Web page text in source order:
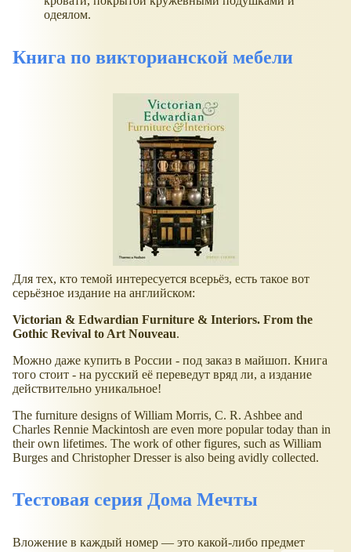
одеялом.
Книга по викторианской мебели
Для тех, кто темой интересуется всерьёз, есть такое вот
серьёзное издание на английском:
Victorian & Edwardian Furniture & Interiors. From the
Gothic Revival to Art Nouveau.
Можно даже купить в России - под заказ в майшоп. Книга
того стоит - на русский её переведут вряд ли, а издание
действительно уникальное!
The furniture designs of William Morris, C. R. Ashbee and
Charles Rennie Mackintosh are even more popular today than in
their own lifetimes. The work of other figures, such as William
Burges and Christopher Dresser is also being avidly collected.
Тестовая серия Дома Мечты
Вложение в каждый номер — это какой-либо предмет